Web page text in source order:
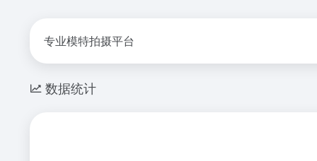
专业模特拍摄平台
数据统计